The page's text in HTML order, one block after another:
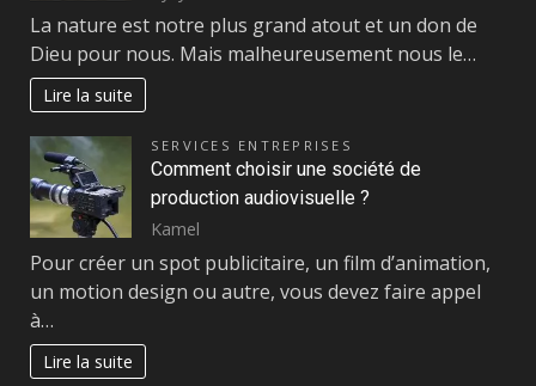
La nature est notre plus grand atout et un don de
Dieu pour nous. Mais malheureusement nous le…
Lire la suite
SERVICES ENTREPRISES
Comment choisir une société de
production audiovisuelle ?
Kamel
Pour créer un spot publicitaire, un film d’animation,
un motion design ou autre, vous devez faire appel
à…
Lire la suite